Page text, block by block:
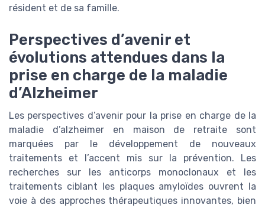
résident et de sa famille.
Perspectives d’avenir et
évolutions attendues dans la
prise en charge de la maladie
d’Alzheimer
Les perspectives d’avenir pour la prise en charge de la
maladie d’alzheimer en maison de retraite sont
marquées par le développement de nouveaux
traitements et l’accent mis sur la prévention. Les
recherches sur les anticorps monoclonaux et les
traitements ciblant les plaques amyloïdes ouvrent la
voie à des approches thérapeutiques innovantes, bien